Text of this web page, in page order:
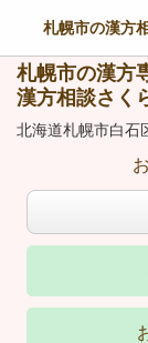
札幌市の漢方
札幌市の漢方
漢方相談さく
北海道札幌市白石